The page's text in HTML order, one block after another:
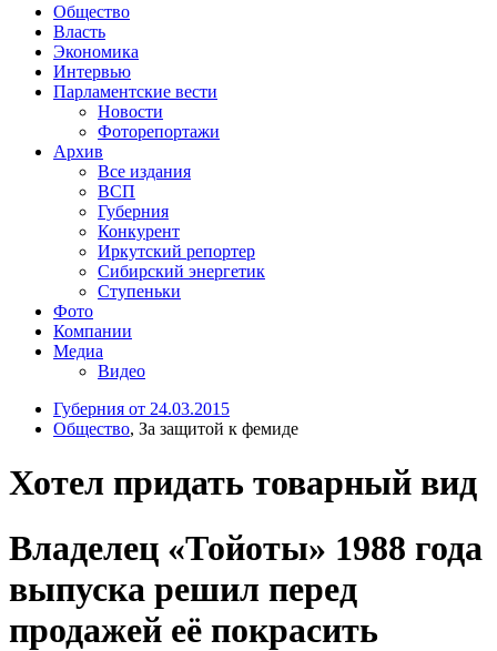
Общество
Власть
Экономика
Интервью
Парламентские вести
Новости
Фоторепортажи
Архив
Все издания
ВСП
Губерния
Конкурент
Иркутский репортер
Сибирский энергетик
Ступеньки
Фото
Компании
Медиа
Видео
Губерния от 24.03.2015
Общество, За защитой к фемиде
Хотел придать товарный вид
Владелец «Тойоты» 1988 года
выпуска решил перед
продажей её покрасить